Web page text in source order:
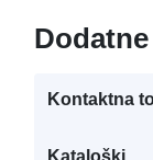
Kontaktna